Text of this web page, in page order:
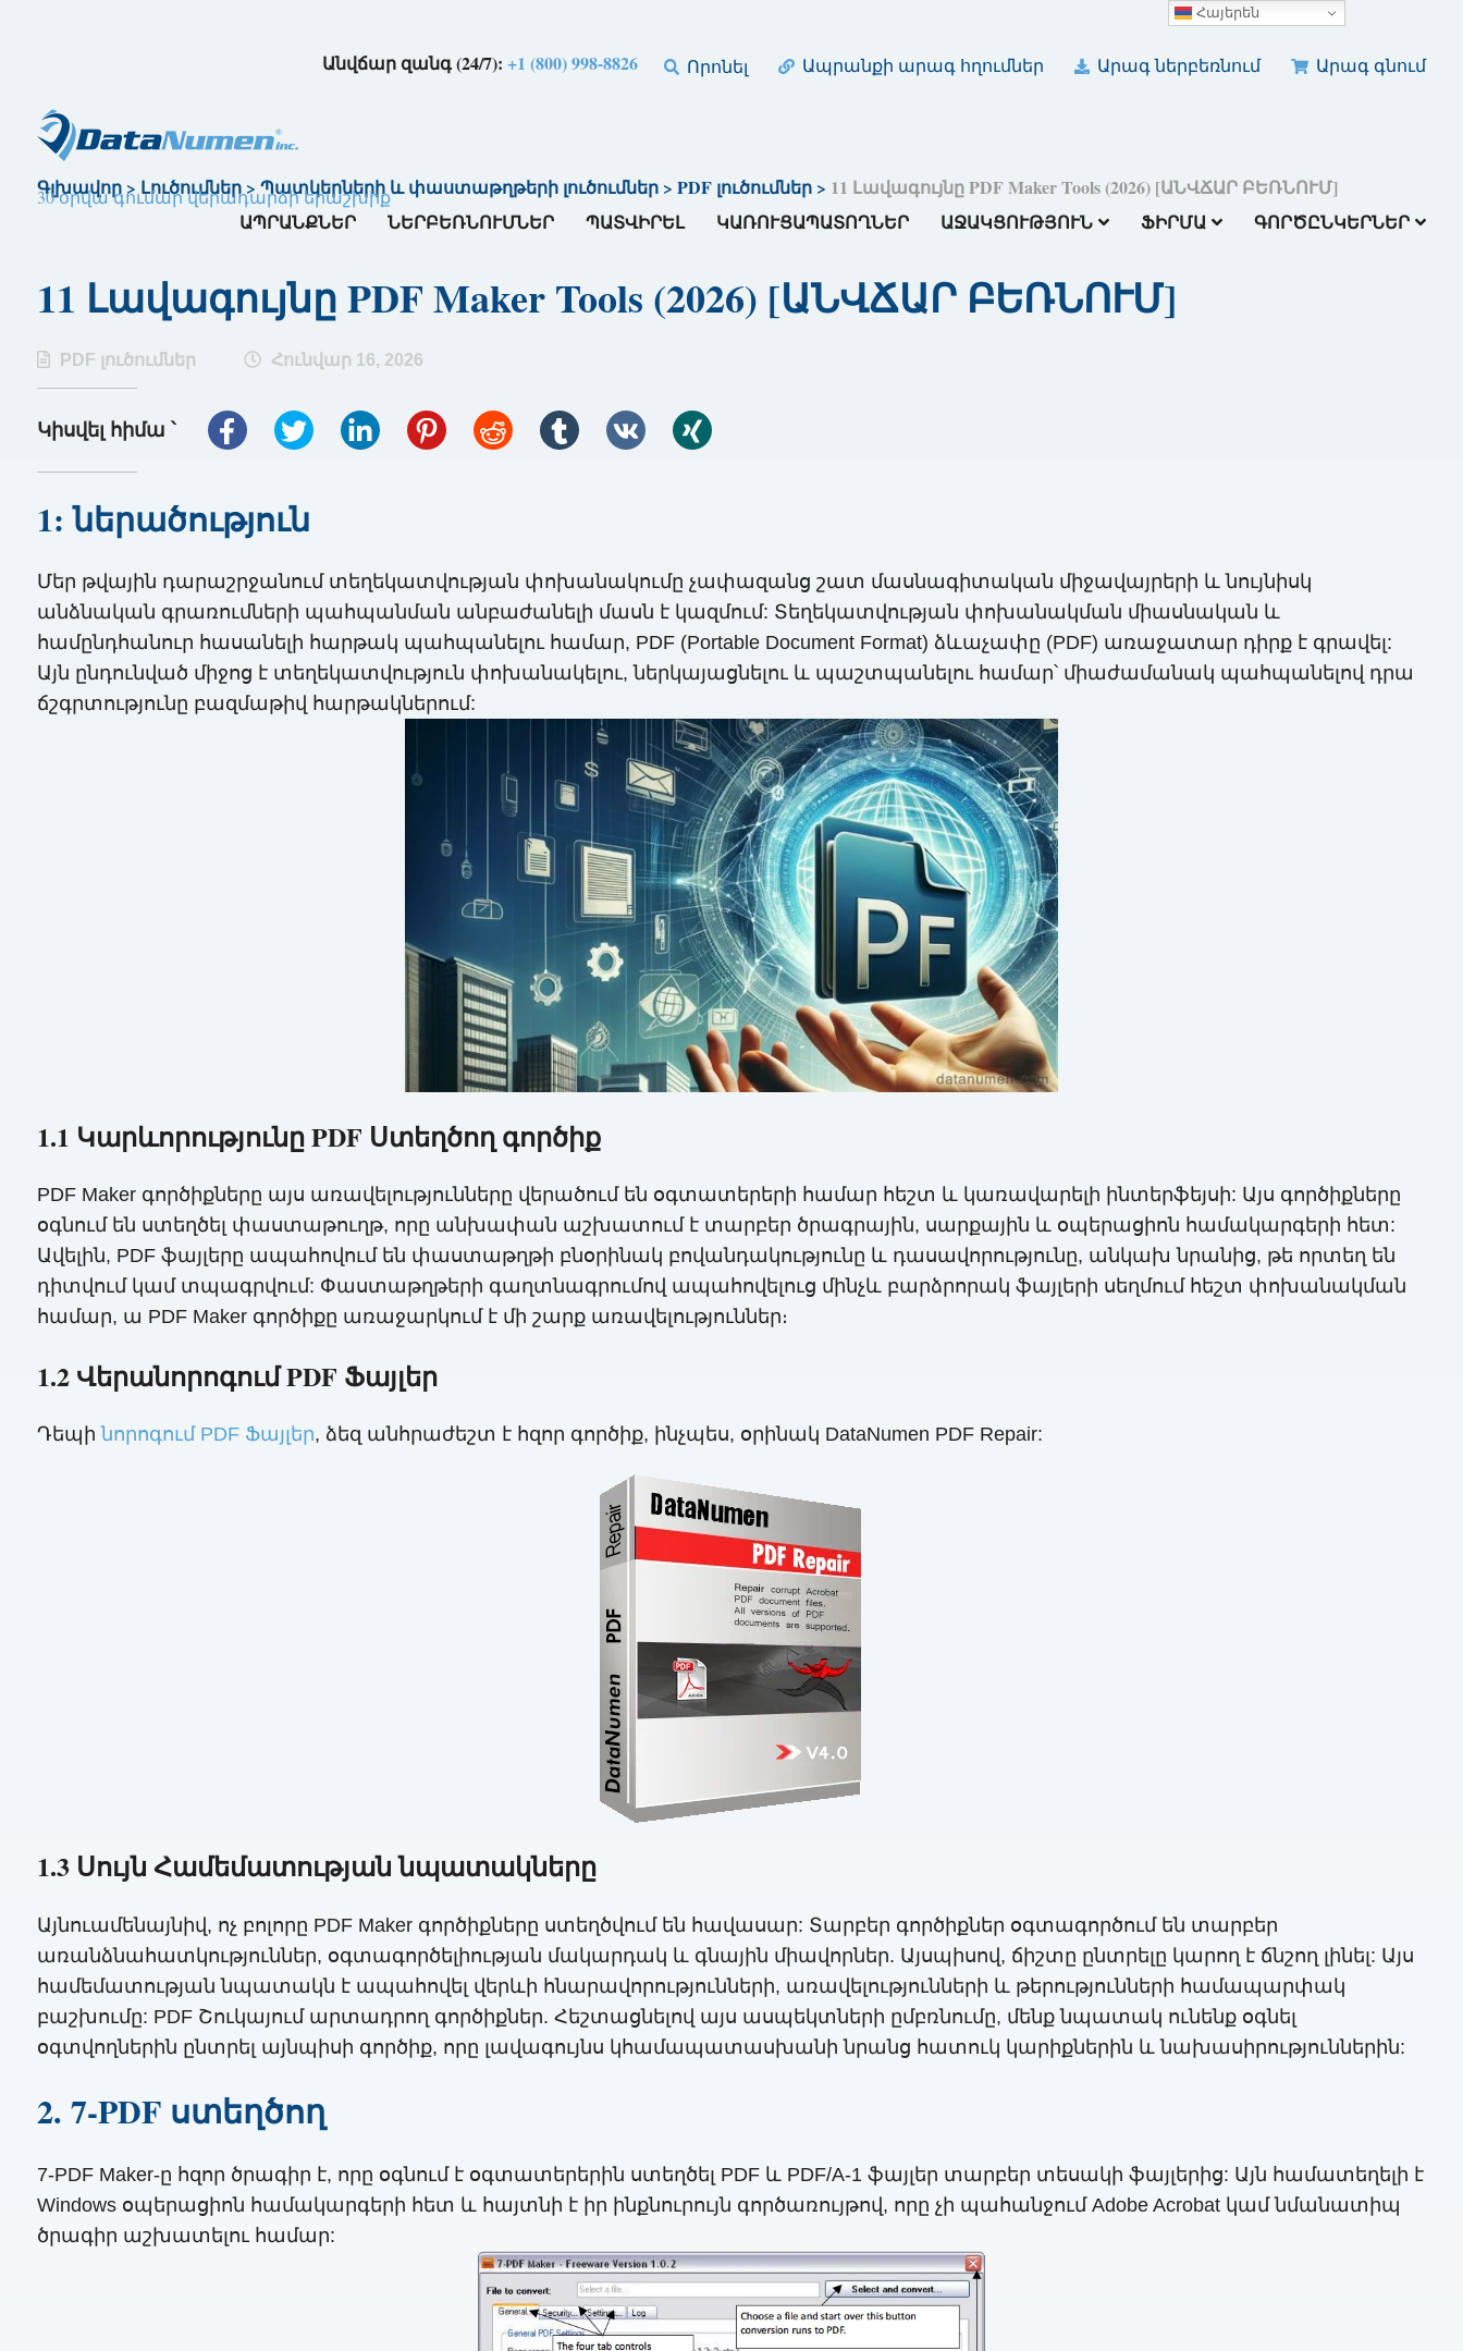
Անվճար զանգ (24/7):+1 (800) 998-8826 Որոնել Ապրանքի արագ հղումներ Արագ ներբեռնում Արագ գնում
30 օրվա գումար վերադարձի երաշխիք
ԱՊՐԱՆՔՆԵՐ ՆԵՐԲԵՌՆՈՒՄՆԵՐ ՊԱՏՎԻՐԵԼ ԿԱՌՈՒՑԱՊԱՏՈՂՆԵՐ ԱՋԱԿՑՈՒԹՅՈՒՆ ՖԻՐՄԱ ԳՈՐԾԸՆԿԵՐՆԵՐ
Գլխավոր> Լուծումներ> Պատկերների և փաստաթղթերի լուծումներ> PDF լուծումներ> 11 Լավագույնը PDF Maker Tools (2026) [ԱՆՎՃԱՐ ԲԵՌՆՈՒՄ]
11 Լավագույնը PDF Maker Tools (2026) [ԱՆՎՃԱՐ ԲԵՌՆՈՒՄ]
PDF լուծումներ Հունվար 16, 2026
Կիսվել հիմա ՝
1: ներածություն
Մեր թվային դարաշրջանում տեղեկատվության փոխանակումը չափազանց շատ մասնագիտական ​​միջավայրերի և նույնիսկ
անձնական գրառումների պահպանման անբաժանելի մասն է կազմում: Տեղեկատվության փոխանակման միասնական և
համընդհանուր հասանելի հարթակ պահպանելու համար, PDF (Portable Document Format) ձևաչափը (PDF) առաջատար դիրք է գրավել:
Այն ընդունված միջոց է տեղեկատվություն փոխանակելու, ներկայացնելու և պաշտպանելու համար՝ միաժամանակ պահպանելով դրա
ճշգրտությունը բազմաթիվ հարթակներում:
1.1 Կարևորությունը PDF Ստեղծող գործիք
PDF Maker գործիքները այս առավելությունները վերածում են օգտատերերի համար հեշտ և կառավարելի ինտերֆեյսի: Այս գործիքները
օգնում են ստեղծել փաստաթուղթ, որը անխափան աշխատում է տարբեր ծրագրային, սարքային և օպերացիոն համակարգերի հետ:
Ավելին, PDF ֆայլերը ապահովում են փաստաթղթի բնօրինակ բովանդակությունը և դասավորությունը, անկախ նրանից, թե որտեղ են
դիտվում կամ տպագրվում: Փաստաթղթերի գաղտնագրումով ապահովելուց մինչև բարձրորակ ֆայլերի սեղմում հեշտ փոխանակման
համար, ա PDF Maker գործիքը առաջարկում է մի շարք առավելություններ։
1.2 Վերանորոգում PDF Ֆայլեր
Դեպինորոգում PDF Ֆայլեր, ձեզ անհրաժեշտ է հզոր գործիք, ինչպես, օրինակ DataNumen PDF Repair:
1.3 Սույն Համեմատության նպատակները
Այնուամենայնիվ, ոչ բոլորը PDF Maker գործիքները ստեղծվում են հավասար: Տարբեր գործիքներ օգտագործում են տարբեր
առանձնահատկություններ, օգտագործելիության մակարդակ և գնային միավորներ. Այսպիսով, ճիշտը ընտրելը կարող է ճնշող լինել: Այս
համեմատության նպատակն է ապահովել վերևի հնարավորությունների, առավելությունների և թերությունների համապարփակ
բաշխումը: PDF Շուկայում արտադրող գործիքներ. Հեշտացնելով այս ասպեկտների ըմբռնումը, մենք նպատակ ունենք օգնել
օգտվողներին ընտրել այնպիսի գործիք, որը լավագույնս կհամապատասխանի նրանց հատուկ կարիքներին և նախասիրություններին:
2. 7-PDF ստեղծող
7-PDF Maker-ը հզոր ծրագիր է, որը օգնում է օգտատերերին ստեղծել PDF և PDF/A-1 ֆայլեր տարբեր տեսակի ֆայլերից: Այն համատեղելի է
Windows օպերացիոն համակարգերի հետ և հայտնի է իր ինքնուրույն գործառույթով, որը չի պահանջում Adobe Acrobat կամ նմանատիպ
ծրագիր աշխատելու համար:
Հայերեն